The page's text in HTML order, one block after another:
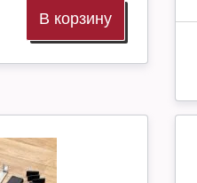
В корзину